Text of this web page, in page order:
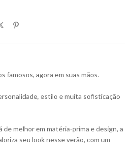
famosos, agora em suas mãos.
estilo e muita sofisticação
de melhor em matéria-prima e design, a
seu look nesse verão, com um